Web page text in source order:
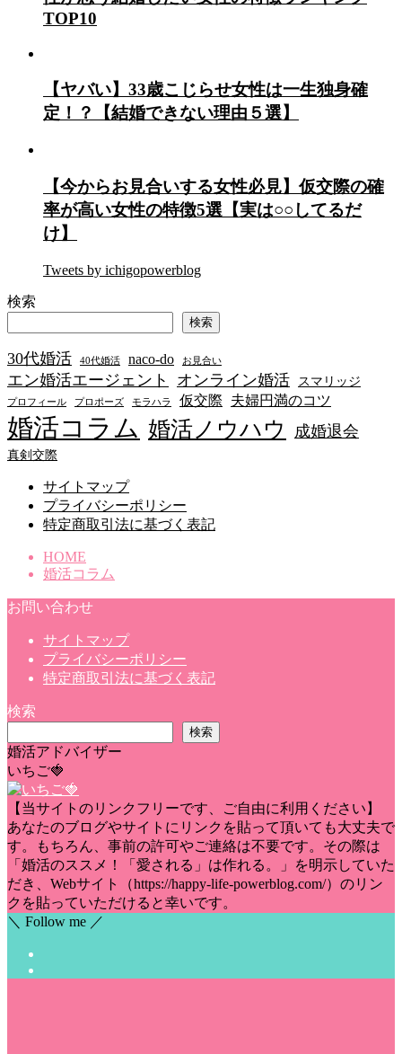
TOP10
【ヤバい】33歳こじらせ女性は一生独身確
定！？【結婚できない理由５選】
【今からお見合いする女性必見】仮交際の確
率が高い女性の特徴5選【実は○○してるだ
け】
Tweets by ichigopowerblog
検索
検索
30代婚活 40代婚活 naco-do お見合い
エン婚活エージェント オンライン婚活 スマリッジ
プロフィール プロポーズ モラハラ 仮交際 夫婦円満のコツ
婚活コラム 婚活ノウハウ 成婚退会
真剣交際
サイトマップ
プライバシーポリシー
特定商取引法に基づく表記
HOME
婚活コラム
お問い合わせ
サイトマップ
プライバシーポリシー
特定商取引法に基づく表記
検索
検索
婚活アドバイザー
いちご🍓
【当サイトのリンクフリーです、ご自由に利用ください】
あなたのブログやサイトにリンクを貼って頂いても大丈夫で
す。もちろん、事前の許可やご連絡は不要です。その際は
「婚活のススメ！「愛される」は作れる。」を明示していた
だき、Webサイト（https://happy-life-powerblog.com/）のリン
クを貼っていただけると幸いです。
＼ Follow me ／